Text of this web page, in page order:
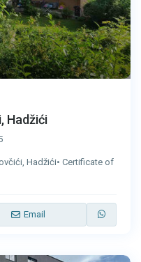
Hadžići
Hadžići• Certificate of
Email